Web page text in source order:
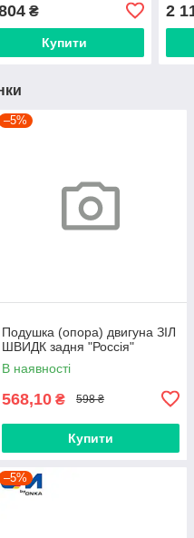
₴
Купити
2
–5%
Подушка (опора) двигуна ЗІЛ
ШВИДК задня "Россія"
В наявності
568,10 ₴ 598 ₴
Купити
–5%